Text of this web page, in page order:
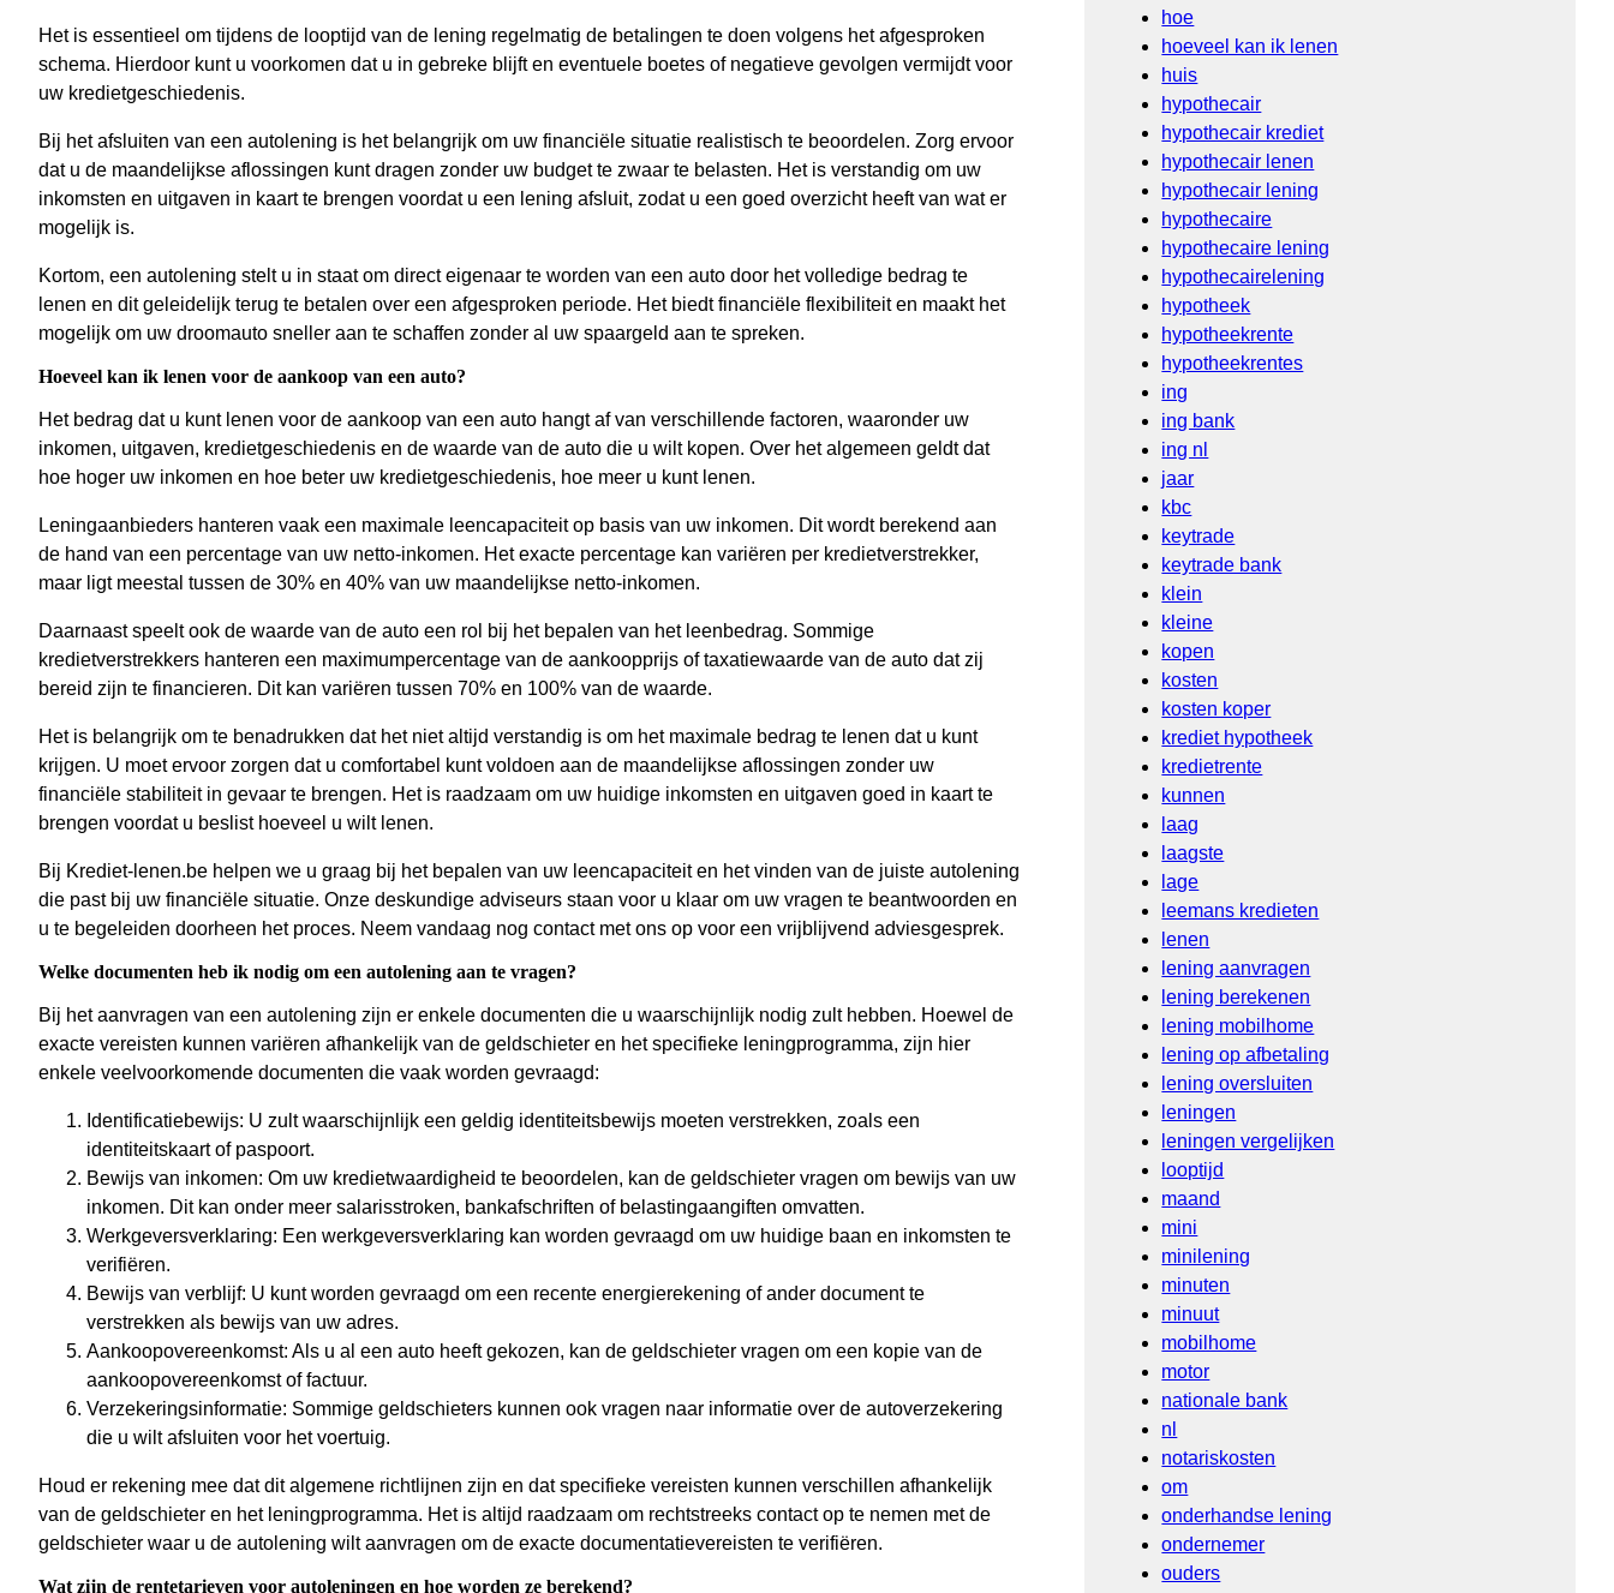
Het is essentieel om tijdens de looptijd van de lening regelmatig de betalingen te doen volgens het afgesproken
schema. Hierdoor kunt u voorkomen dat u in gebreke blijft en eventuele boetes of negatieve gevolgen vermijdt voor
uw kredietgeschiedenis.
Bij het afsluiten van een autolening is het belangrijk om uw financiële situatie realistisch te beoordelen. Zorg ervoor
dat u de maandelijkse aflossingen kunt dragen zonder uw budget te zwaar te belasten. Het is verstandig om uw
inkomsten en uitgaven in kaart te brengen voordat u een lening afsluit, zodat u een goed overzicht heeft van wat er
mogelijk is.
Kortom, een autolening stelt u in staat om direct eigenaar te worden van een auto door het volledige bedrag te
lenen en dit geleidelijk terug te betalen over een afgesproken periode. Het biedt financiële flexibiliteit en maakt het
mogelijk om uw droomauto sneller aan te schaffen zonder al uw spaargeld aan te spreken.
Hoeveel kan ik lenen voor de aankoop van een auto?
Het bedrag dat u kunt lenen voor de aankoop van een auto hangt af van verschillende factoren, waaronder uw
inkomen, uitgaven, kredietgeschiedenis en de waarde van de auto die u wilt kopen. Over het algemeen geldt dat
hoe hoger uw inkomen en hoe beter uw kredietgeschiedenis, hoe meer u kunt lenen.
Leningaanbieders hanteren vaak een maximale leencapaciteit op basis van uw inkomen. Dit wordt berekend aan
de hand van een percentage van uw netto-inkomen. Het exacte percentage kan variëren per kredietverstrekker,
maar ligt meestal tussen de 30% en 40% van uw maandelijkse netto-inkomen.
Daarnaast speelt ook de waarde van de auto een rol bij het bepalen van het leenbedrag. Sommige
kredietverstrekkers hanteren een maximumpercentage van de aankoopprijs of taxatiewaarde van de auto dat zij
bereid zijn te financieren. Dit kan variëren tussen 70% en 100% van de waarde.
Het is belangrijk om te benadrukken dat het niet altijd verstandig is om het maximale bedrag te lenen dat u kunt
krijgen. U moet ervoor zorgen dat u comfortabel kunt voldoen aan de maandelijkse aflossingen zonder uw
financiële stabiliteit in gevaar te brengen. Het is raadzaam om uw huidige inkomsten en uitgaven goed in kaart te
brengen voordat u beslist hoeveel u wilt lenen.
Bij Krediet-lenen.be helpen we u graag bij het bepalen van uw leencapaciteit en het vinden van de juiste autolening
die past bij uw financiële situatie. Onze deskundige adviseurs staan voor u klaar om uw vragen te beantwoorden en
u te begeleiden doorheen het proces. Neem vandaag nog contact met ons op voor een vrijblijvend adviesgesprek.
Welke documenten heb ik nodig om een autolening aan te vragen?
Bij het aanvragen van een autolening zijn er enkele documenten die u waarschijnlijk nodig zult hebben. Hoewel de
exacte vereisten kunnen variëren afhankelijk van de geldschieter en het specifieke leningprogramma, zijn hier
enkele veelvoorkomende documenten die vaak worden gevraagd:
Identificatiebewijs: U zult waarschijnlijk een geldig identiteitsbewijs moeten verstrekken, zoals een
identiteitskaart of paspoort.
Bewijs van inkomen: Om uw kredietwaardigheid te beoordelen, kan de geldschieter vragen om bewijs van uw
inkomen. Dit kan onder meer salarisstroken, bankafschriften of belastingaangiften omvatten.
Werkgeversverklaring: Een werkgeversverklaring kan worden gevraagd om uw huidige baan en inkomsten te
verifiëren.
Bewijs van verblijf: U kunt worden gevraagd om een recente energierekening of ander document te
verstrekken als bewijs van uw adres.
Aankoopovereenkomst: Als u al een auto heeft gekozen, kan de geldschieter vragen om een kopie van de
aankoopovereenkomst of factuur.
Verzekeringsinformatie: Sommige geldschieters kunnen ook vragen naar informatie over de autoverzekering
die u wilt afsluiten voor het voertuig.
Houd er rekening mee dat dit algemene richtlijnen zijn en dat specifieke vereisten kunnen verschillen afhankelijk
van de geldschieter en het leningprogramma. Het is altijd raadzaam om rechtstreeks contact op te nemen met de
geldschieter waar u de autolening wilt aanvragen om de exacte documentatievereisten te verifiëren.
Wat zijn de rentetarieven voor autoleningen en hoe worden ze berekend?
hoe
hoeveel kan ik lenen
huis
hypothecair
hypothecair krediet
hypothecair lenen
hypothecair lening
hypothecaire
hypothecaire lening
hypothecairelening
hypotheek
hypotheekrente
hypotheekrentes
ing
ing bank
ing nl
jaar
kbc
keytrade
keytrade bank
klein
kleine
kopen
kosten
kosten koper
krediet hypotheek
kredietrente
kunnen
laag
laagste
lage
leemans kredieten
lenen
lening aanvragen
lening berekenen
lening mobilhome
lening op afbetaling
lening oversluiten
leningen
leningen vergelijken
looptijd
maand
mini
minilening
minuten
minuut
mobilhome
motor
nationale bank
nl
notariskosten
om
onderhandse lening
ondernemer
ouders